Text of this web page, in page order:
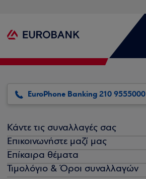
EuroPhone Banking 210 9555000
Κάντε τις συναλλαγές σας
Επικοινωνήστε μαζί μας
Επίκαιρα θέματα
Τιμολόγιο & Όροι συναλλαγών